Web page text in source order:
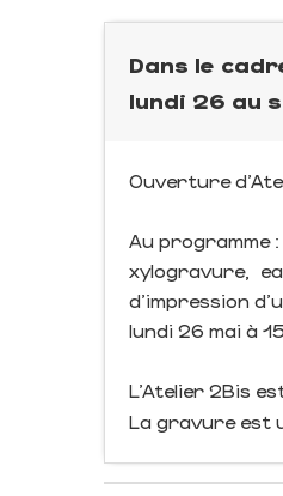
Dans le
lundi 26 au
Ouverture
Au programme
xylogravure,
d’impression
lundi 26 mai à
L'Atelier 2Bis
La gravure est